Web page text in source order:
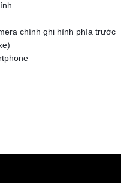
chính ghi hình phía trước